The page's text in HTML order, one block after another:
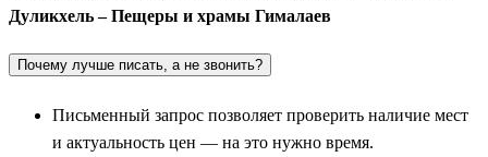
Дуликхель – Пещеры и храмы Гималаев
Почему лучше писать, а не звонить?
Письменный запрос позволяет проверить наличие мест
и актуальность цен — на это нужно время.